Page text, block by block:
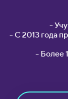
-
- С 2013 года
- Более